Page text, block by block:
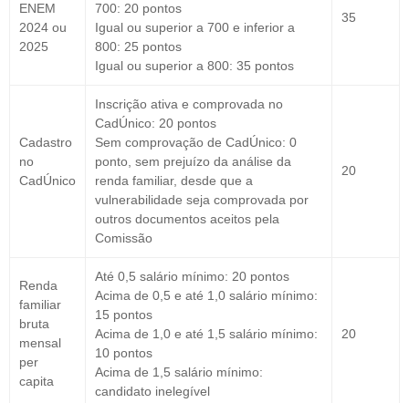
ENEM
2024 ou
2025
700: 20 pontos
Igual ou superior a 700 e inferior a
800: 25 pontos
Igual ou superior a 800: 35 pontos
35
Cadastro
no
CadÚnico
Inscrição ativa e comprovada no
CadÚnico: 20 pontos
Sem comprovação de CadÚnico: 0
ponto, sem prejuízo da análise da
renda familiar, desde que a
vulnerabilidade seja comprovada por
outros documentos aceitos pela
Comissão
20
Renda
familiar
bruta
mensal
per
capita
Até 0,5 salário mínimo: 20 pontos
Acima de 0,5 e até 1,0 salário mínimo:
15 pontos
Acima de 1,0 e até 1,5 salário mínimo:
10 pontos
Acima de 1,5 salário mínimo:
candidato inelegível
20